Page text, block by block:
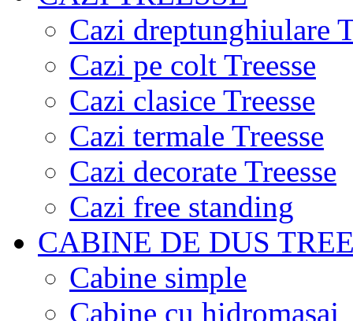
Cazi dreptunghiulare
Cazi pe colt Treesse
Cazi clasice Treesse
Cazi termale Treesse
Cazi decorate Treesse
Cazi free standing
CABINE DE DUS
Cabine simple
Cabine cu hidromasaj